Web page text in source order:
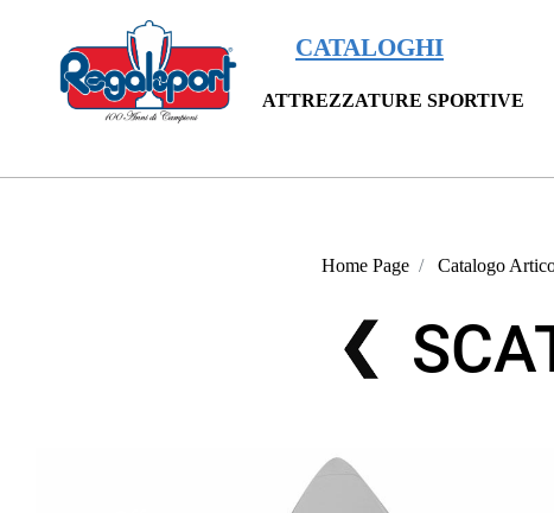
CATALOGHI
ATTREZZATURE SPORTIVE
Home Page Catalogo